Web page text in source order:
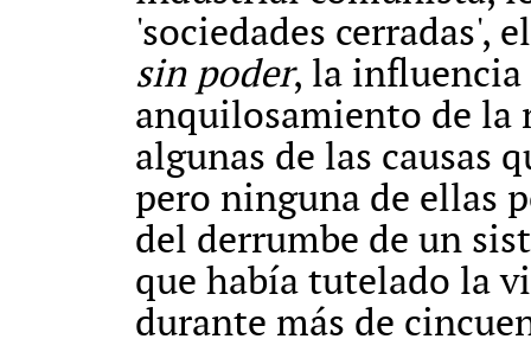
'sociedades cerradas',
sin poder, la
anquilosamiento de la
algunas de las causas
pero ninguna de ellas
del derrumbe de un
que había tutelado la
durante más de